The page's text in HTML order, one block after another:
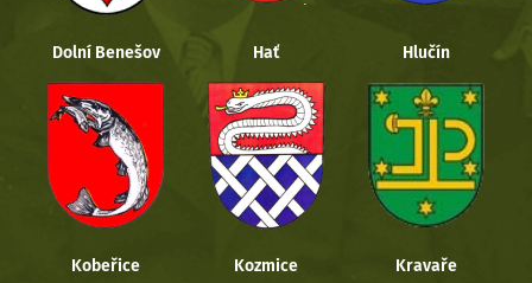
Dolní Benešov Hať Hlučín
Kobeřice Kozmice Kravaře